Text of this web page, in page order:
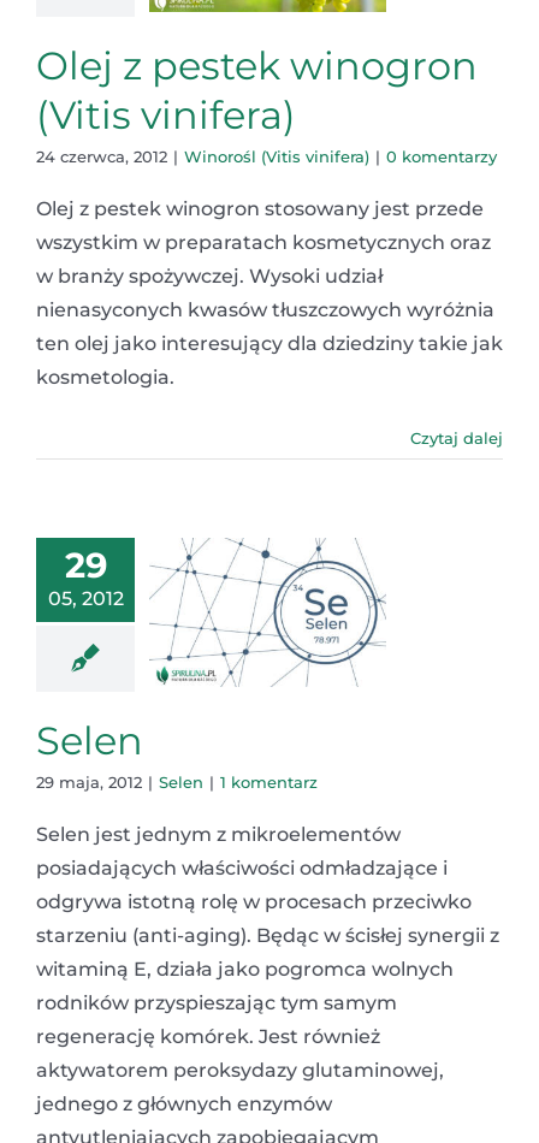
Olej z pestek winogron
(Vitis vinifera)
24 czerwca, 2012 | Winorośl (Vitis vinifera) | 0 komentarzy
Olej z pestek winogron stosowany jest przede
wszystkim w preparatach kosmetycznych oraz
w branży spożywczej. Wysoki udział
nienasyconych kwasów tłuszczowych wyróżnia
ten olej jako interesujący dla dziedziny takie jak
kosmetologia.
Czytaj dalej
29
05, 2012
Selen
29 maja, 2012 | Selen | 1 komentarz
Selen jest jednym z mikroelementów
posiadających właściwości odmładzające i
odgrywa istotną rolę w procesach przeciwko
starzeniu (anti-aging). Będąc w ścisłej synergii z
witaminą E, działa jako pogromca wolnych
rodników przyspieszając tym samym
regenerację komórek. Jest również
aktywatorem peroksydazy glutaminowej,
jednego z głównych enzymów
antyutleniających zapobiegającym